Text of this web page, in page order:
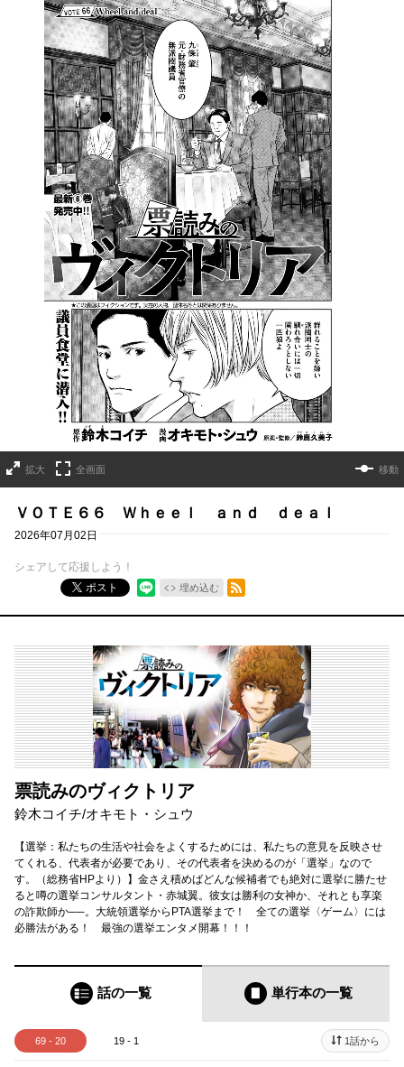
拡大 全画面 移動
ＶＯＴＥ６６ Ｗｈｅｅｌ ａｎｄ ｄｅａｌ
2026年07月02日
シェアして応援しよう！
ポスト
埋め込む
RSSフィード
票読みのヴィクトリア
鈴木コイチ/オキモト・シュウ
【選挙：私たちの生活や社会をよくするためには、私たちの意見を反映させ
てくれる、代表者が必要であり、その代表者を決めるのが「選挙」なので
す。（総務省HPより）】金さえ積めばどんな候補者でも絶対に選挙に勝たせ
ると噂の選挙コンサルタント・赤城翼。彼女は勝利の女神か、それとも享楽
の詐欺師か──。大統領選挙からPTA選挙まで！ 全ての選挙〈ゲーム〉には
必勝法がある！ 最強の選挙エンタメ開幕！！！
話の一覧 単行本の一覧
69 - 20 19 - 1 1話から